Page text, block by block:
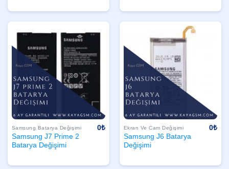
Samsung Batarya Değişimi
Samsung J7 Prime 2
Batarya Değişimi
0₺ Ekran Ve Cam Değişimi
Samsung J6 Batarya
Değişimi
0₺